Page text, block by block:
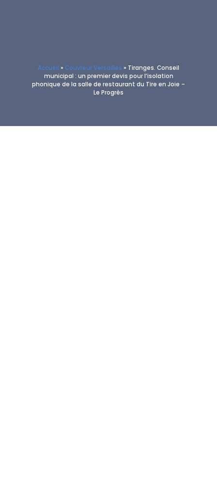
Accueil » Couvreur Versailles » Tiranges. Conseil
municipal : un premier devis pour l’isolation
phonique de la salle de restaurant du Tire en Joie –
Le Progrès